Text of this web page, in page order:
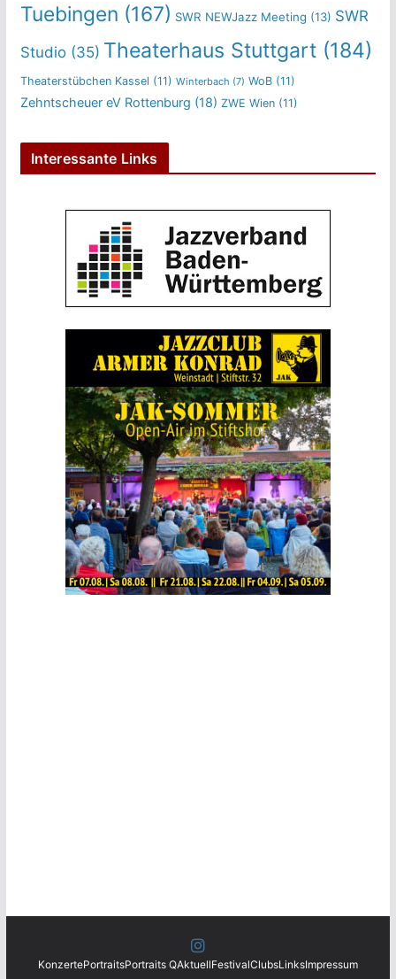
Tuebingen (167) SWR NEWJazz Meeting (13) SWR
Studio(35) Theaterhaus Stuttgart(184)
Theaterstübchen Kassel (11) Winterbach (7) WoB(11)
Zehntscheuer eV Rottenburg (18) ZWE Wien(11)
Interessante Links
KonzertePortraitsPortraits QAktuellFestivalClubsLinksImpressum